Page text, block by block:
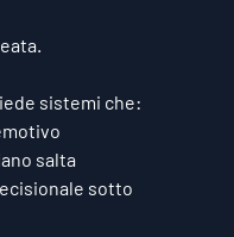
.
sistemi che:
salta
sotto